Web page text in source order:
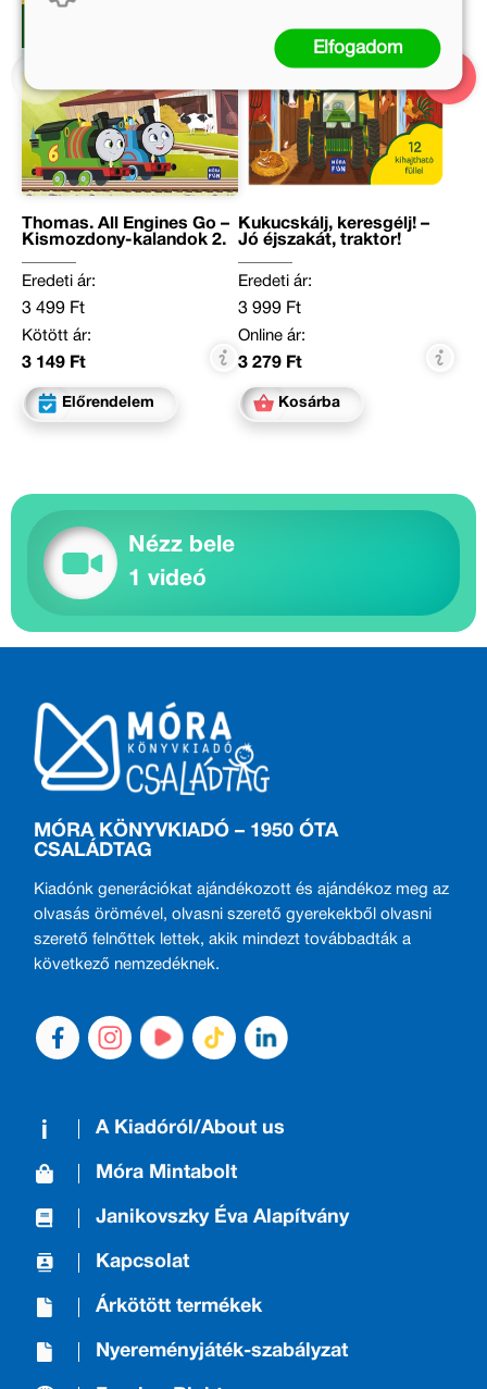
Thomas. All Engines Go –
Kismozdony-kalandok 2.
Eredeti ár:
3 499 Ft
Kötött ár:
3 149 Ft
Előrendelem
Kukucskálj, keresgélj! –
Jó éjszakát, traktor!
Eredeti ár:
3 999 Ft
Online ár:
3 279 Ft
Kosárba
Nézz bele
1 videó
MÓRA KÖNYVKIADÓ – 1950 ÓTA
CSALÁDTAG
Kiadónk generációkat ajándékozott és ajándékoz meg az
olvasás örömével, olvasni szerető gyerekekből olvasni
szerető felnőttek lettek, akik mindezt továbbadták a
következő nemzedéknek.
A Kiadóról/About us
Móra Mintabolt
Janikovszky Éva Alapítvány
Kapcsolat
Árkötött termékek
Nyereményjáték-szabályzat
Elfogadom